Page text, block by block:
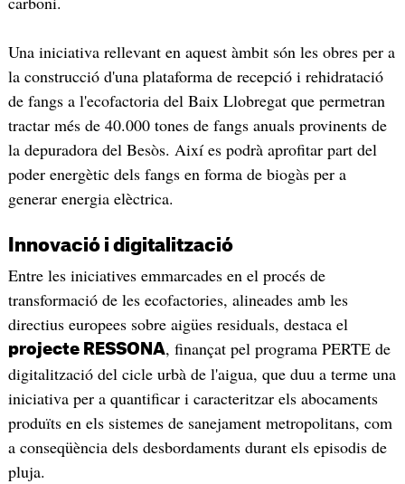
Una iniciativa rellevant en aquest àmbit són les obres per a
la construcció d'una plataforma de recepció i rehidratació
de fangs a l'ecofactoria del Baix Llobregat que permetran
tractar més de 40.000 tones de fangs anuals provinents de
la depuradora del Besòs. Així es podrà aprofitar part del
poder energètic dels fangs en forma de biogàs per a
generar energia elèctrica.
Innovació i digitalització
Entre les iniciatives emmarcades en el procés de
transformació de les ecofactories, alineades amb les
directius europees sobre aigües residuals, destaca el
projecte RESSONA, finançat pel programa PERTE de
digitalització del cicle urbà de l'aigua, que duu a terme una
iniciativa per a quantificar i caracteritzar els abocaments
produïts en els sistemes de sanejament metropolitans, com
a conseqüència dels desbordaments durant els episodis de
pluja.